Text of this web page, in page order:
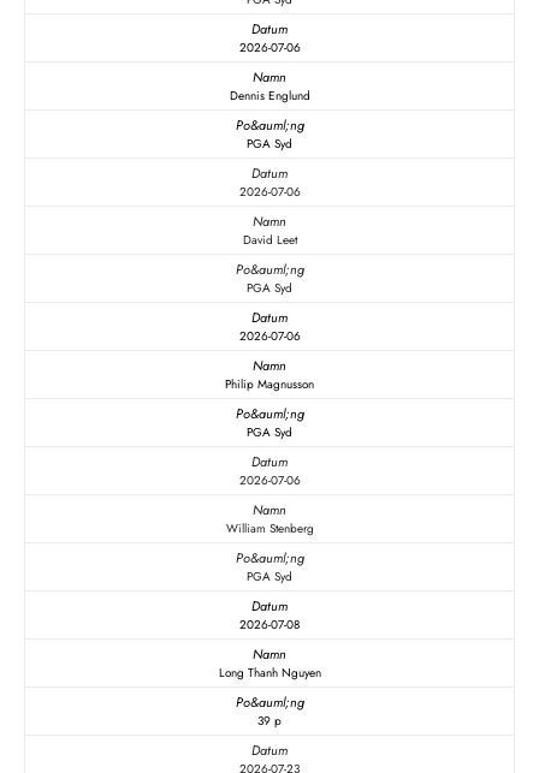
2026-07-06
Dennis Englund
PGA Syd
2026-07-06
David Leet
PGA Syd
2026-07-06
Philip Magnusson
PGA Syd
2026-07-06
William Stenberg
PGA Syd
2026-07-08
Long Thanh Nguyen
39 p
2026-07-23